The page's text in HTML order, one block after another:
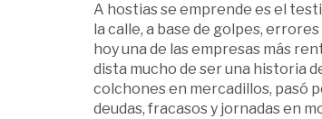
A hostias se emprende es el
la calle, a base de golpes,
hoy una de las empresas más
dista mucho de ser una historia
colchones en mercadillos, pasó
deudas, fracasos y jornadas en